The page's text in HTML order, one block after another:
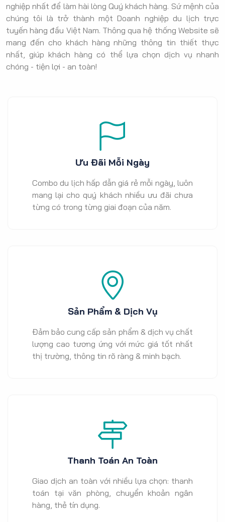
nghiệp nhất để làm hài lòng Quý khách hàng. Sứ mệnh của
chúng tôi là trở thành một Doanh nghiệp du lịch trực
tuyến hàng đầu Việt Nam. Thông qua hệ thống Website sẽ
mang đến cho khách hàng những thông tin thiết thực
nhất, giúp khách hàng có thể lựa chọn dịch vụ nhanh
chóng - tiện lợi - an toàn!
Ưu Đãi Mỗi Ngày
Combo du lịch hấp dẫn giá rẻ mỗi ngày, luôn
mang lại cho quý khách nhiều ưu đãi chưa
từng có trong từng giai đoạn của năm.
Sản Phẩm & Dịch Vụ
Đảm bảo cung cấp sản phẩm & dịch vụ chất
lượng cao tương ứng với mức giá tốt nhất
thị trường, thông tin rõ ràng & minh bạch.
Thanh Toán An Toàn
Giao dịch an toàn với nhiều lựa chọn: thanh
toán tại văn phòng, chuyển khoản ngân
hàng, thẻ tín dụng.